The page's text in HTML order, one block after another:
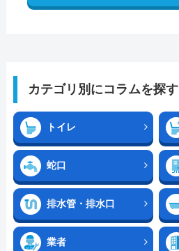
カテゴリ別にコラムを探す
トイレ
蛇口
排水管・排水口
業者